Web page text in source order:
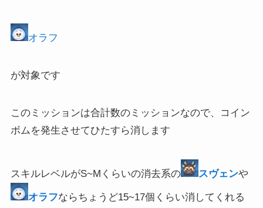
オラフ
が対象です
このミッションは合計数のミッションなので、コイン
ボムを発生させてひたすら消します
スキルレベルがS~Mくらいの消去系の スヴェンや
オラフならちょうど15~17個くらい消してくれる